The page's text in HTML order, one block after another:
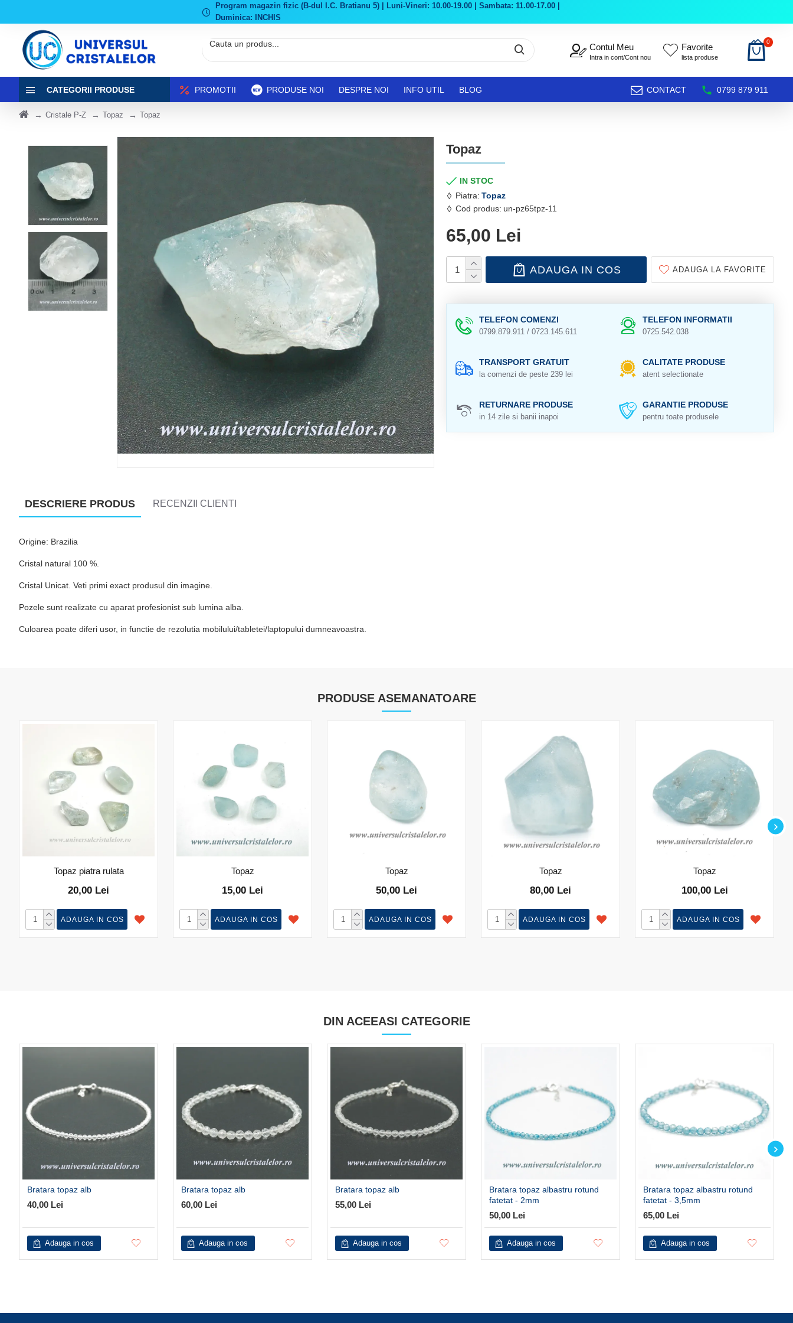
Program magazin fizic (B-dul I.C. Bratianu 5) | Luni-Vineri: 10.00-19.00 | Sambata: 11.00-17.00 |
Duminica: INCHIS
Contul Meu
Intra in cont/Cont nou
Favorite
lista produse
0
CATEGORII PRODUSE PROMOTII PRODUSE NOI DESPRE NOI INFO UTIL BLOG CONTACT 0799 879 911
Cristale P-Z Topaz Topaz
Topaz
IN STOC
Piatra: Topaz
Cod produs: un-pz65tpz-11
65,00 Lei
ADAUGA IN COS ADAUGA LA FAVORITE
TELEFON COMENZI
0799.879.911 / 0723.145.611
TELEFON INFORMATII
0725.542.038
TRANSPORT GRATUIT
la comenzi de peste 239 lei
CALITATE PRODUSE
atent selectionate
RETURNARE PRODUSE
in 14 zile si banii inapoi
GARANTIE PRODUSE
pentru toate produsele
DESCRIERE PRODUS RECENZII CLIENTI
Origine: Brazilia
Cristal natural 100 %.
Cristal Unicat. Veti primi exact produsul din imagine.
Pozele sunt realizate cu aparat profesionist sub lumina alba.
Culoarea poate diferi usor, in functie de rezolutia mobilului/tabletei/laptopului dumneavoastra.
PRODUSE ASEMANATOARE
Topaz piatra rulata
20,00 Lei
ADAUGA IN COS
Topaz
15,00 Lei
ADAUGA IN COS
Topaz
50,00 Lei
ADAUGA IN COS
Topaz
80,00 Lei
ADAUGA IN COS
Topaz
100,00 Lei
ADAUGA IN COS
DIN ACEEASI CATEGORIE
Bratara topaz alb
40,00 Lei
Adauga in cos
Bratara topaz alb
60,00 Lei
Adauga in cos
Bratara topaz alb
55,00 Lei
Adauga in cos
Bratara topaz albastru rotund
fatetat - 2mm
50,00 Lei
Adauga in cos
Bratara topaz albastru rotund
fatetat - 3,5mm
65,00 Lei
Adauga in cos